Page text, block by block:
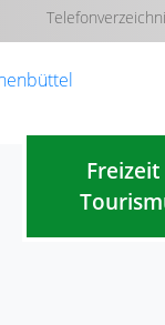
Freizeit